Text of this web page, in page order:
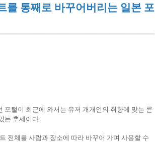
를 통째로 바꾸어버리는 일본 포
포털이 최근에 와서는 유저 개개인의 취향에 맞는 콘
는 추세이다.
전체를 사람과 장소에 따라 바꾸어 가며 사용할 수